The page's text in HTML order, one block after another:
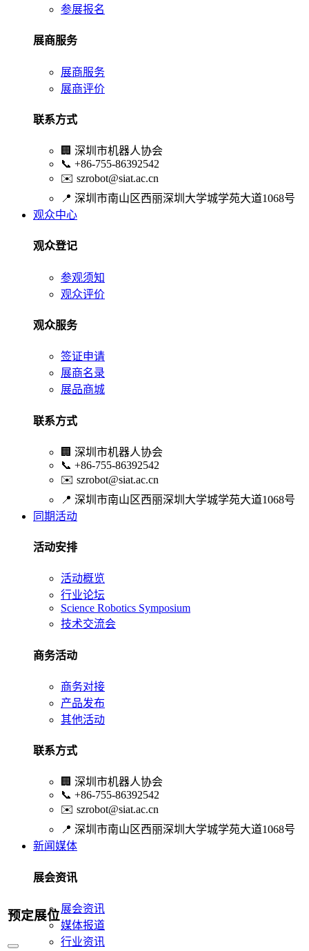
参展报名
展商服务
展商服务
展商评价
联系方式
🏢 深圳市机器人协会
📞 +86-755-86392542
✉️ szrobot@siat.ac.cn
📍 深圳市南山区西丽深圳大学城学苑大道1068号
观众中心
观众登记
参观须知
观众评价
观众服务
签证申请
展商名录
展品商城
联系方式
🏢 深圳市机器人协会
📞 +86-755-86392542
✉️ szrobot@siat.ac.cn
📍 深圳市南山区西丽深圳大学城学苑大道1068号
同期活动
活动安排
活动概览
行业论坛
Science Robotics Symposium
技术交流会
商务活动
商务对接
产品发布
其他活动
联系方式
🏢 深圳市机器人协会
📞 +86-755-86392542
✉️ szrobot@siat.ac.cn
📍 深圳市南山区西丽深圳大学城学苑大道1068号
新闻媒体
展会资讯
展会资讯
媒体报道
行业资讯
预定展位